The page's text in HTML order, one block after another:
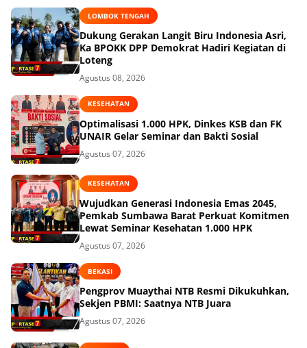
LOMBOK TENGAH
Dukung Gerakan Langit Biru Indonesia Asri,
Ka BPOKK DPP Demokrat Hadiri Kegiatan di
Loteng
Agustus 08, 2026
KESEHATAN
Optimalisasi 1.000 HPK, Dinkes KSB dan FK
UNAIR Gelar Seminar dan Bakti Sosial
Agustus 07, 2026
KESEHATAN
Wujudkan Generasi Indonesia Emas 2045,
Pemkab Sumbawa Barat Perkuat Komitmen
Lewat Seminar Kesehatan 1.000 HPK
Agustus 07, 2026
BEKASI
Pengprov Muaythai NTB Resmi Dikukuhkan,
Sekjen PBMI: Saatnya NTB Juara
Agustus 07, 2026